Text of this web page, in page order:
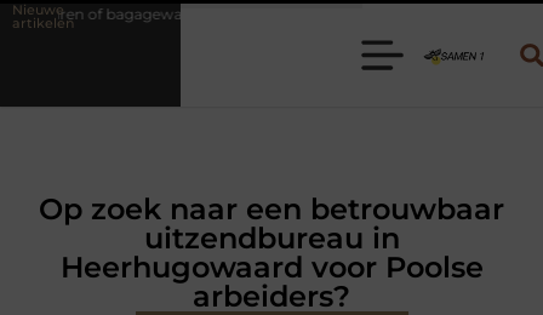
Nieuwe
artikelenhuren? Kies de juiste aanhanger voor jouw klus
Op zoek naar een betrouwbaar
uitzendbureau in
Heerhugowaard voor Poolse
arbeiders?